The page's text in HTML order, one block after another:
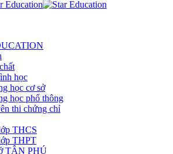
học
học cơ sở
học phổ thông
thi chứng chỉ
THCS
THPT
TÂN PHÚ